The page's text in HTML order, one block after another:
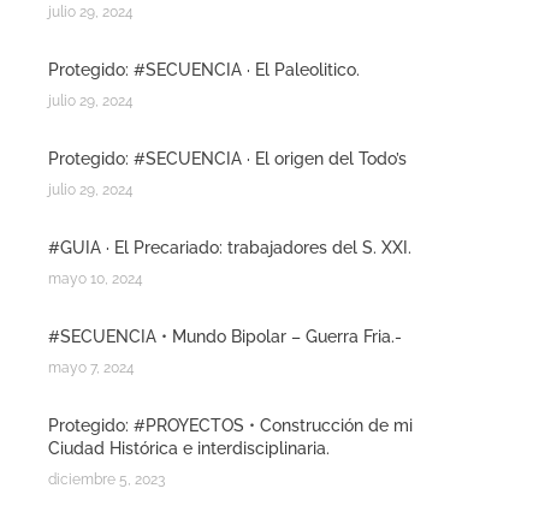
julio 29, 2024
Protegido: #SECUENCIA · El Paleolitico.
julio 29, 2024
Protegido: #SECUENCIA · El origen del Todo’s
julio 29, 2024
#GUIA · El Precariado: trabajadores del S. XXI.
mayo 10, 2024
#SECUENCIA • Mundo Bipolar – Guerra Fria.-
mayo 7, 2024
Protegido: #PROYECTOS • Construcción de mi
Ciudad Histórica e interdisciplinaria.
diciembre 5, 2023